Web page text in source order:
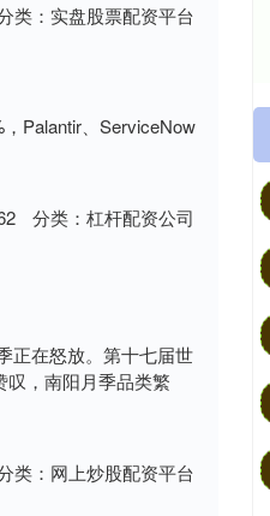
类： 实盘股票配资平台
Palantir、ServiceNow
分类： 杠杆配资公司
正在怒放。第十七届世
，南阳月季品类繁
类： 网上炒股配资平台